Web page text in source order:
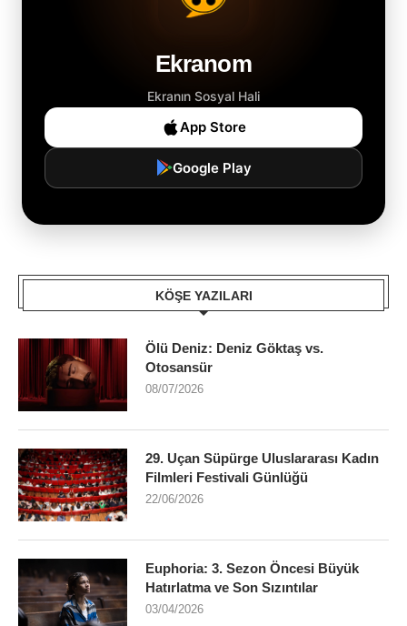
Ekranom
Ekranın Sosyal Hali
App Store
Google Play
KÖŞE YAZILARI
Ölü Deniz: Deniz Göktaş vs.
Otosansür
08/07/2026
29. Uçan Süpürge Uluslararası Kadın
Filmleri Festivali Günlüğü
22/06/2026
Euphoria: 3. Sezon Öncesi Büyük
Hatırlatma ve Son Sızıntılar
03/04/2026